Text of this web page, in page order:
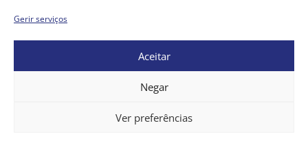
Gerir serviços
Aceitar
Negar
Ver preferências